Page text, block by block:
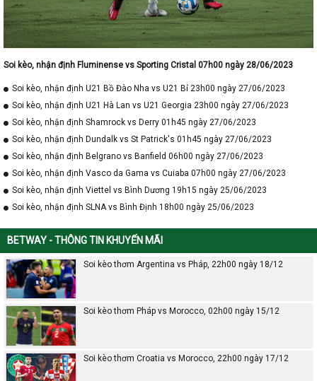
Soi kèo, nhận định Fluminense vs Sporting Cristal 07h00 ngày 28/06/2023
Soi kèo, nhận định U21 Bồ Đào Nha vs U21 Bỉ 23h00 ngày 27/06/2023
Soi kèo, nhận định U21 Hà Lan vs U21 Georgia 23h00 ngày 27/06/2023
Soi kèo, nhận định Shamrock vs Derry 01h45 ngày 27/06/2023
Soi kèo, nhận định Dundalk vs St Patrick's 01h45 ngày 27/06/2023
Soi kèo, nhận định Belgrano vs Banfield 06h00 ngày 27/06/2023
Soi kèo, nhận định Vasco da Gama vs Cuiaba 07h00 ngày 27/06/2023
Soi kèo, nhận định Viettel vs Bình Dương 19h15 ngày 25/06/2023
Soi kèo, nhận định SLNA vs Bình Định 18h00 ngày 25/06/2023
BETWAY - THÔNG TIN KHUYẾN MÃI
Soi kèo thơm Argentina vs Pháp, 22h00 ngày 18/12
Soi kèo thơm Pháp vs Morocco, 02h00 ngày 15/12
Soi kèo thơm Croatia vs Morocco, 22h00 ngày 17/12